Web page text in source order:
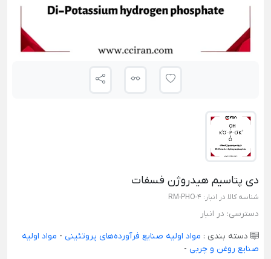
دی پتاسیم هیدروژن فسفات
شناسه کالا در انبار: RM-PHO-4
دسترسی: در انبار
دسته بندی : مواد اولیه صنایع فرآورده‌های پروتئینی - مواد اولیه
صنایع روغن و چربی -